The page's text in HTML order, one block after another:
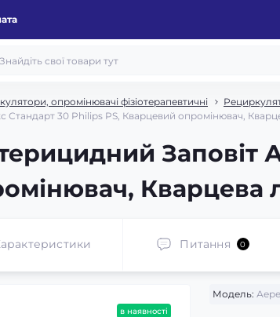
опромінювачі фізіотерапевтичні
Стандарт 30 Philips PS, Кварцевий опромінювач,
Заповіт
Кварцева
Питання 0
в наявності
Модель: